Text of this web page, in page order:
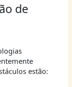
de
estão: